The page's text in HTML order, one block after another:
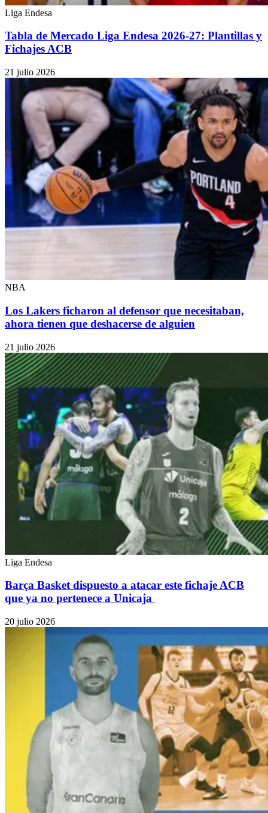
Liga Endesa
Tabla de Mercado Liga Endesa 2026-27: Plantillas y
Fichajes ACB
21 julio 2026
NBA
Los Lakers ficharon al defensor que necesitaban,
ahora tienen que deshacerse de alguien
21 julio 2026
Liga Endesa
Barça Basket dispuesto a atacar este fichaje ACB
que ya no pertenece a Unicaja
20 julio 2026